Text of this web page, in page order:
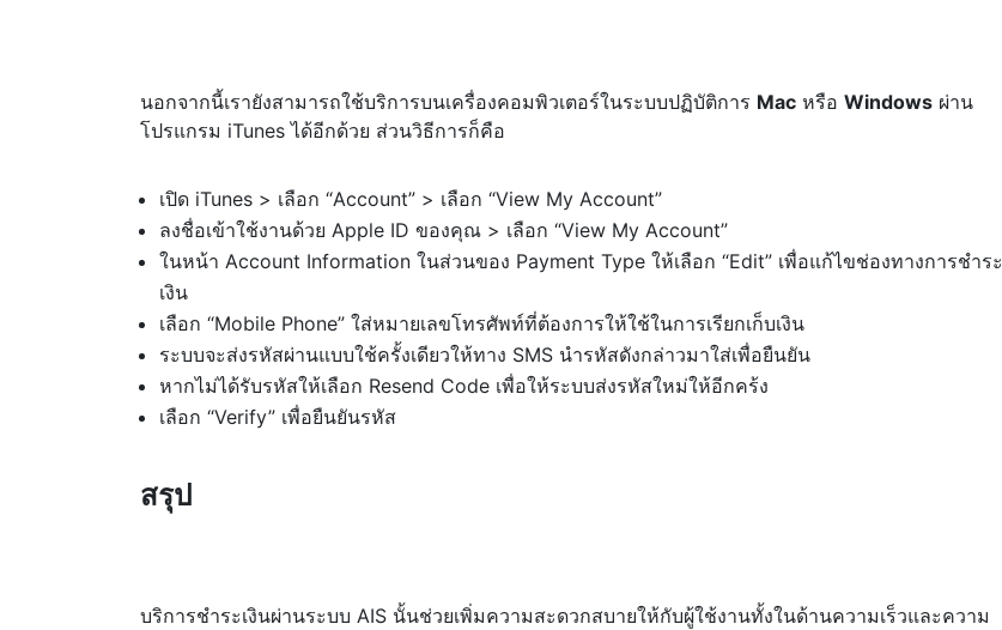
นอกจากนี้เรายังสามารถใช้บริการบนเครื่องคอมพิวเตอร์ในระบบปฏิบัติการ Mac หรือ Windows ผ่าน
โปรแกรม iTunes ได้อีกด้วย ส่วนวิธีการก็คือ
เปิด iTunes > เลือก “Account” > เลือก “View My Account”
ลงชื่อเข้าใช้งานด้วย Apple ID ของคุณ > เลือก “View My Account”
ในหน้า Account Information ในส่วนของ Payment Type ให้เลือก “Edit” เพื่อแก้ไขช่องทางการชำระ
เงิน
เลือก “Mobile Phone” ใส่หมายเลขโทรศัพท์ที่ต้องการให้ใช้ในการเรียกเก็บเงิน
ระบบจะส่งรหัสผ่านแบบใช้ครั้งเดียวให้ทาง SMS นำรหัสดังกล่าวมาใส่เพื่อยืนยัน
หากไม่ได้รับรหัสให้เลือก Resend Code เพื่อให้ระบบส่งรหัสใหม่ให้อีกคร้ง
เลือก “Verify” เพื่อยืนยันรหัส
สรุป
บริการชำระเงินผ่านระบบ AIS นั้นช่วยเพิ่มความสะดวกสบายให้กับผู้ใช้งานทั้งในด้านความเร็วและความ